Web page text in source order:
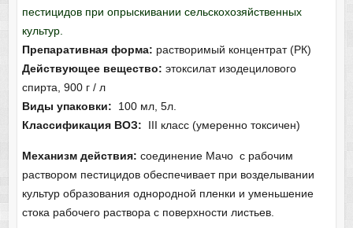
пестицидов при опрыскивании сельскохозяйственных
культур.
Препаративная форма: растворимый концентрат (РК)
Действующее вещество: этоксилат изодецилового
спирта, 900 г / л
Виды упаковки: 100 мл, 5л.
Классификация ВОЗ: III класс (умеренно токсичен)
Механизмдействия: соединение Мачо с рабочим
раствором пестицидов обеспечивает при возделывании
культур образования однородной пленки и уменьшение
стока рабочего раствора с поверхности листьев.